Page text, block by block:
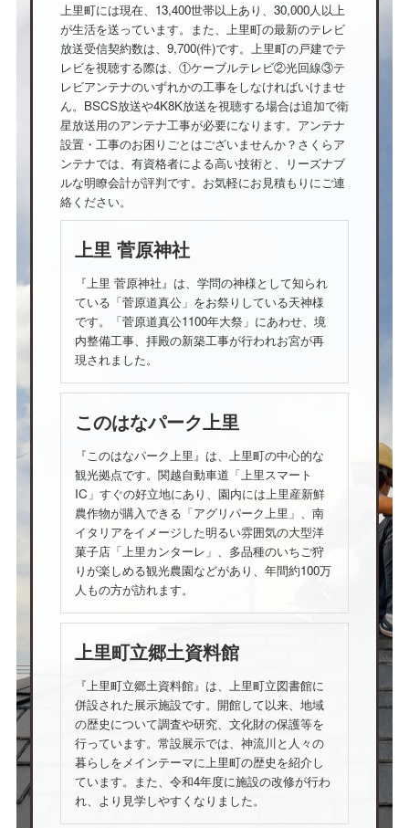
上里町には現在、13,400世帯以上あり、30,000人以上
が生活を送っています。また、上里町の最新のテレビ
放送受信契約数は、9,700(件)です。上里町の戸建でテ
レビを視聴する際は、①ケーブルテレビ②光回線③テ
レビアンテナのいずれかの工事をしなければいけませ
ん。BSCS放送や4K8K放送を視聴する場合は追加で衛
星放送用のアンテナ工事が必要になります。アンテナ
設置・工事のお困りごとはございませんか？さくらア
ンテナでは、有資格者による高い技術と、リーズナブ
ルな明瞭会計が評判です。お気軽にお見積もりにご連
絡ください。
上里 菅原神社
『上里 菅原神社』は、学問の神様として知られ
ている「菅原道真公」をお祭りしている天神様
です。「菅原道真公1100年大祭」にあわせ、境
内整備工事、拝殿の新築工事が行われお宮が再
現されました。
このはなパーク上里
『このはなパーク上里』は、上里町の中心的な
観光拠点です。関越自動車道「上里スマート
IC」すぐの好立地にあり、園内には上里産新鮮
農作物が購入できる「アグリパーク上里」、南
イタリアをイメージした明るい雰囲気の大型洋
菓子店「上里カンターレ」、多品種のいちご狩
りが楽しめる観光農園などがあり、年間約100万
人もの方が訪れます。
上里町立郷土資料館
『上里町立郷土資料館』は、上里町立図書館に
併設された展示施設です。開館して以来、地域
の歴史について調査や研究、文化財の保護等を
行っています。常設展示では、神流川と人々の
暮らしをメインテーマに上里町の歴史を紹介し
ています。また、令和4年度に施設の改修が行わ
れ、より見学しやすくなりました。